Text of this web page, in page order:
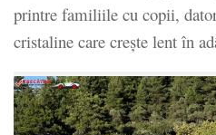
printre familiile cu copii,
cristaline care crește lent în